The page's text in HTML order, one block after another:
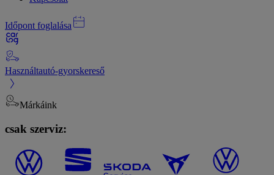
Időpont foglalása
Használtautó-gyorskereső
Márkáink
csak szerviz: